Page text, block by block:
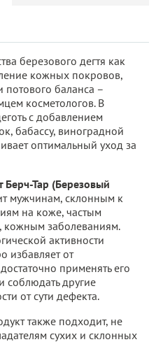
березового дегтя как
кожных покровов,
баланса –
косметологов. В
с добавлением
бабассу, виноградной
оптимальный уход за
Тар (Березовый
мужчинам, склонным к
на коже, частым
заболеваниям.
активности
избавляет от
применять его
соблюдать другие
от сути дефекта.
также подходит, не
сухих и склонных